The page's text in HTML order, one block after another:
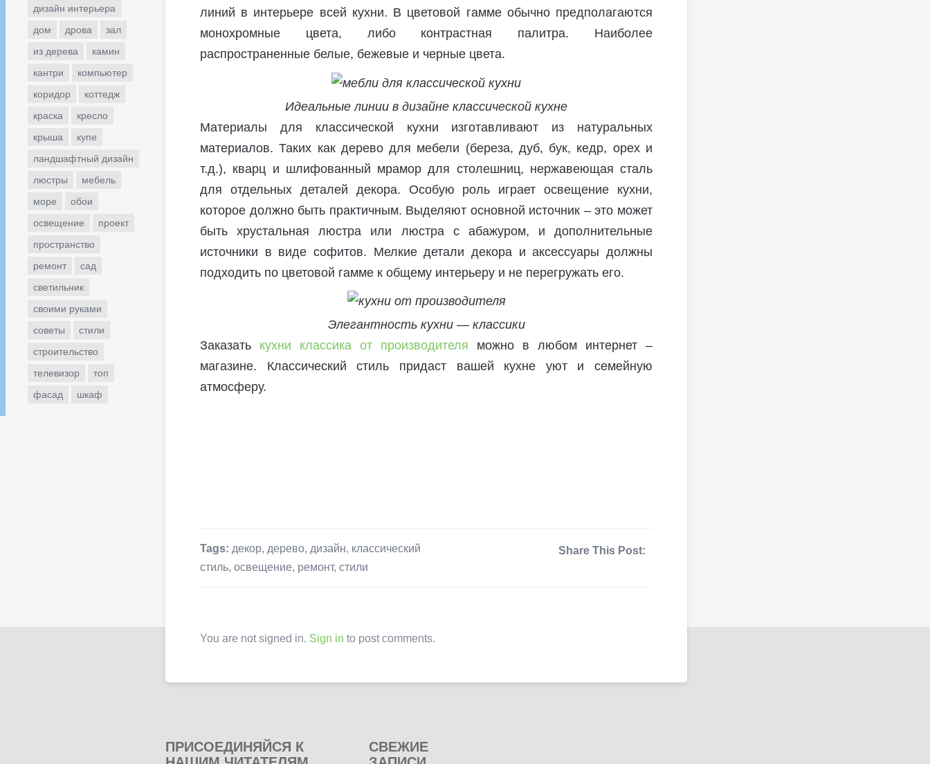
дизайн интерьера
дом
дрова
зал
из дерева
камин
кантри
компьютер
коридор
коттедж
краска
кресло
крыша
купе
ландшафтный дизайн
люстры
мебель
море
обои
освещение
проект
пространство
ремонт
сад
светильник
своими руками
советы
стили
строительство
телевизор
топ
фасад
шкаф
линий в интерьере всей кухни. В цветовой гамме обычно предполагаются
монохромные цвета, либо контрастная палитра. Наиболее
распространенные белые, бежевые и черные цвета.
Идеальные линии в дизайне классической кухне
Материалы для классической кухни изготавливают из натуральных
материалов. Таких как дерево для мебели (береза, дуб, бук, кедр, орех и
т.д.), кварц и шлифованный мрамор для столешниц, нержавеющая сталь
для отдельных деталей декора. Особую роль играет освещение кухни,
которое должно быть практичным. Выделяют основной источник – это может
быть хрустальная люстра или люстра с абажуром, и дополнительные
источники в виде софитов. Мелкие детали декора и аксессуары должны
подходить по цветовой гамме к общему интерьеру и не перегружать его.
Элегантность кухни — классики
Заказать кухни классика от производителя можно в любом интернет –
магазине. Классический стиль придаст вашей кухне уют и семейную
атмосферу.
Tags: декор, дерево, дизайн, классический
стиль, освещение, ремонт, стили
Share This Post:
You are not signed in. Sign in to post comments.
ПРИСОЕДИНЯЙСЯ К
СВЕЖИЕ